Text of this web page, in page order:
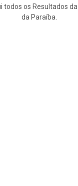
todos os Resultados
da Paraíba.